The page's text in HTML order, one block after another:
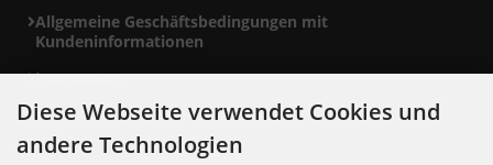
Allgemeine Geschäftsbedingungen mit
Kundeninformationen
Impressum
Diese Webseite verwendet Cookies und
andere Technologien